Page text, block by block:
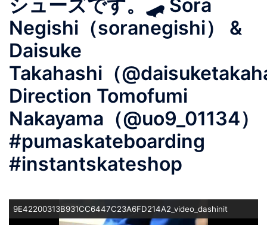
シューズです。🛹 Sora
Negishi（soranegishi） &
Daisuke
Takahashi（
Direction Tomofumi
Nakayama（@uo9_01134）
#pumaskateboarding
#instantskateshop
9E42200313B931CC6447C23A6FD214A2_video_dashinit